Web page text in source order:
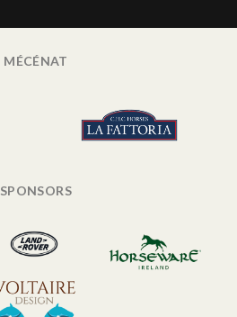
MÉCÉNAT
SPONSORS